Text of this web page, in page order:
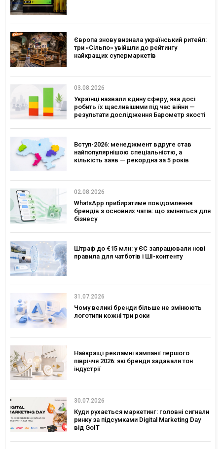
Європа знову визнала український ритейл:
три «Сільпо» увійшли до рейтингу
найкращих супермаркетів
03.08.2026
Українці назвали єдину сферу, яка досі
робить їх щасливішими під час війни —
результати дослідження Барометр якості
Вступ-2026: менеджмент вдруге став
найпопулярнішою спеціальністю, а
кількість заяв — рекордна за 5 років
02.08.2026
WhatsApp прибиратиме повідомлення
брендів з основних чатів: що зміниться для
бізнесу
Штраф до €15 млн: у ЄС запрацювали нові
правила для чатботів і ШІ-контенту
31.07.2026
Чому великі бренди більше не змінюють
логотипи кожні три роки
Найкращі рекламні кампанії першого
півріччя 2026: які бренди задавали тон
індустрії
30.07.2026
Куди рухається маркетинг: головні сигнали
ринку за підсумками Digital Marketing Day
від GoIT